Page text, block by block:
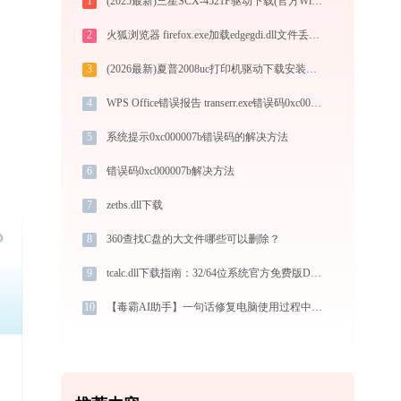
2 火狐浏览器 firefox.exe加载edgegdi.dll文件丢失处理办法
3 (2026最新)夏普2008uc打印机驱动下载安装全程指导，轻松解决打印问题
4 WPS Office错误报告 transerr.exe错误码0xc000000d处理办法
5 系统提示0xc000007b错误码的解决方法
6 错误码0xc000007b解决方法
7 zetbs.dll下载
8 360查找C盘的大文件哪些可以删除？
9 tcalc.dll下载指南：32/64位系统官方免费版DLL文件修复教程
10 【毒霸AI助手】一句话修复电脑使用过程中的故障